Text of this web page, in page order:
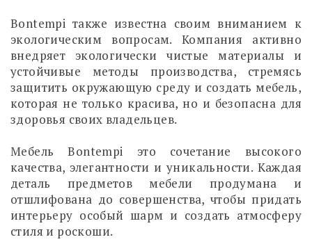
Bontempi также известна своим вниманием к
экологическим вопросам. Компания активно
внедряет экологически чистые материалы и
устойчивые методы производства, стремясь
защитить окружающую среду и создать мебель,
которая не только красива, но и безопасна для
здоровья своих владельцев.
Мебель Bontempi это сочетание высокого
качества, элегантности и уникальности. Каждая
деталь предметов мебели продумана и
отшлифована до совершенства, чтобы придать
интерьеру особый шарм и создать атмосферу
стиля и роскоши.